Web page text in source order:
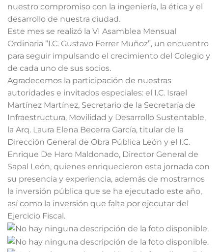
nuestro compromiso con la ingeniería, la ética y el
desarrollo de nuestra ciudad.
Este mes se realizó la VI Asamblea Mensual
Ordinaria “I.C. Gustavo Ferrer Muñoz”, un encuentro
para seguir impulsando el crecimiento del Colegio y
de cada uno de sus socios.
Agradecemos la participación de nuestras
autoridades e invitados especiales: el I.C. Israel
Martínez Martínez, Secretario de la Secretaría de
Infraestructura, Movilidad y Desarrollo Sustentable,
la Arq. Laura Elena Becerra García, titular de la
Dirección General de Obra Pública León y el I.C.
Enrique De Haro Maldonado, Director General de
Sapal León, quienes enriquecieron esta jornada con
su presencia y experiencia, además de mostrarnos
la inversión pública que se ha ejecutado este año,
así como la inversión que falta por ejecutar del
Ejercicio Fiscal.